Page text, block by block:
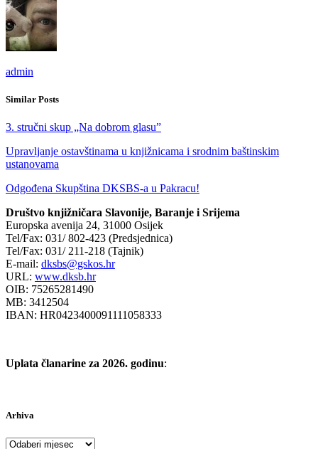
admin
Similar Posts
3. stručni skup „Na dobrom glasu”
Upravljanje ostavštinama u knjižnicama i srodnim baštinskim
ustanovama
Odgođena Skupština DKSBS-a u Pakracu!
Društvo knjižničara Slavonije, Baranje i Srijema
Europska avenija 24, 31000 Osijek
Tel/Fax: 031/ 802-423 (Predsjednica)
Tel/Fax: 031/ 211-218 (Tajnik)
E-mail: dksbs@gskos.hr
URL: www.dksb.hr
OIB: 75265281490
MB: 3412504
IBAN: HR0423400091111058333
Uplata članarine za 2026. godinu:
Arhiva
Arhiva